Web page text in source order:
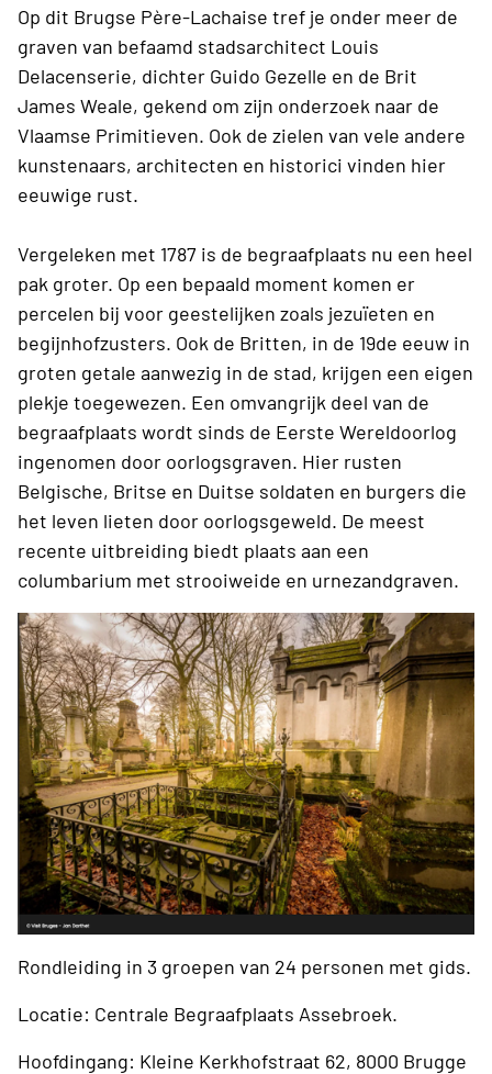
Op dit Brugse Père-Lachaise tref je onder meer de
graven van befaamd stadsarchitect Louis
Delacenserie, dichter Guido Gezelle en de Brit
James Weale, gekend om zijn onderzoek naar de
Vlaamse Primitieven. Ook de zielen van vele andere
kunstenaars, architecten en historici vinden hier
eeuwige rust.
Vergeleken met 1787 is de begraafplaats nu een heel
pak groter. Op een bepaald moment komen er
percelen bij voor geestelijken zoals jezuïeten en
begijnhofzusters. Ook de Britten, in de 19de eeuw in
groten getale aanwezig in de stad, krijgen een eigen
plekje toegewezen. Een omvangrijk deel van de
begraafplaats wordt sinds de Eerste Wereldoorlog
ingenomen door oorlogsgraven. Hier rusten
Belgische, Britse en Duitse soldaten en burgers die
het leven lieten door oorlogsgeweld. De meest
recente uitbreiding biedt plaats aan een
columbarium met strooiweide en urnezandgraven.
Rondleiding in 3 groepen van 24 personen met gids.
Locatie: Centrale Begraafplaats Assebroek.
Hoofdingang: Kleine Kerkhofstraat 62, 8000 Brugge